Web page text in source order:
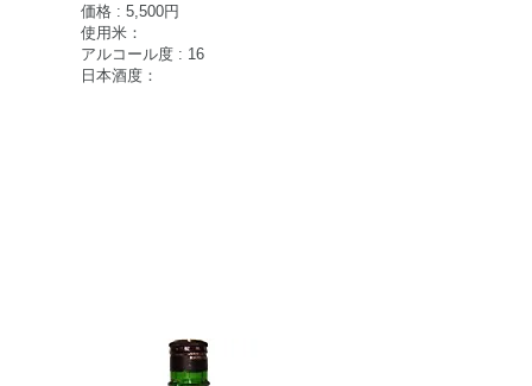
価格 : 5,500円
使用米：
アルコール度 : 16
日本酒度：